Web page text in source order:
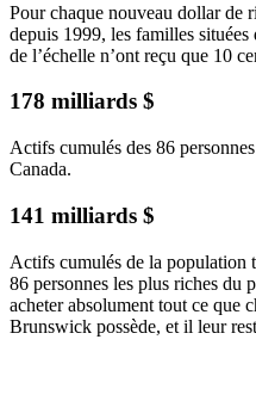
Pour chaque nouveau dollar de
depuis 1999, les familles
de l’échelle n’ont reçu que 10
178 milliards $
Actifs cumulés des 86
Canada.
141 milliards $
Actifs cumulés de la
86 personnes les plus riches du
acheter absolument tout ce que
Brunswick possède, et il leur